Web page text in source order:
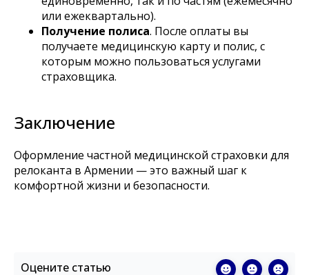
или ежеквартально).
Получение полиса. После оплаты вы
получаете медицинскую карту и полис, с
которым можно пользоваться услугами
страховщика.
Заключение
Оформление частной медицинской страховки для
релоканта в Армении — это важный шаг к
комфортной жизни и безопасности.
Оцените статью